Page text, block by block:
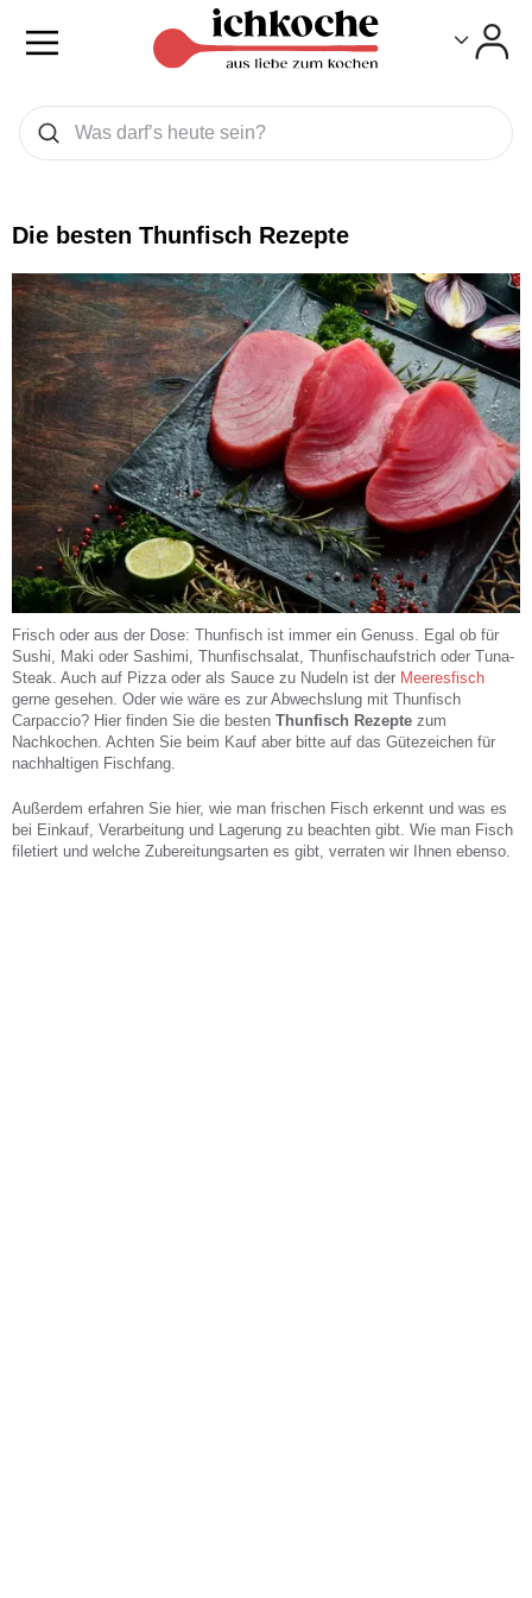
Was wollen Sie suchen
Suchen
Die besten Thunfisch Rezepte
Frisch oder aus der Dose: Thunfisch ist immer ein Genuss. Egal ob für
Sushi, Maki oder Sashimi, Thunfischsalat, Thunfischaufstrich oder Tuna-
Steak. Auch auf Pizza oder als Sauce zu Nudeln ist der Meeresfisch
gerne gesehen. Oder wie wäre es zur Abwechslung mit Thunfisch
Carpaccio? Hier finden Sie die besten Thunfisch Rezepte zum
Nachkochen. Achten Sie beim Kauf aber bitte auf das Gütezeichen für
nachhaltigen Fischfang.
Außerdem erfahren Sie hier, wie man frischen Fisch erkennt und was es
bei Einkauf, Verarbeitung und Lagerung zu beachten gibt. Wie man Fisch
filetiert und welche Zubereitungsarten es gibt, verraten wir Ihnen ebenso.